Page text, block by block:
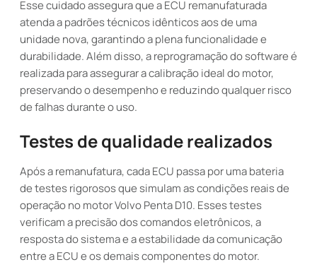
Esse cuidado assegura que a ECU remanufaturada
atenda a padrões técnicos idênticos aos de uma
unidade nova, garantindo a plena funcionalidade e
durabilidade. Além disso, a reprogramação do software é
realizada para assegurar a calibração ideal do motor,
preservando o desempenho e reduzindo qualquer risco
de falhas durante o uso.
Testes de qualidade realizados
Após a remanufatura, cada ECU passa por uma bateria
de testes rigorosos que simulam as condições reais de
operação no motor Volvo Penta D10. Esses testes
verificam a precisão dos comandos eletrônicos, a
resposta do sistema e a estabilidade da comunicação
entre a ECU e os demais componentes do motor.